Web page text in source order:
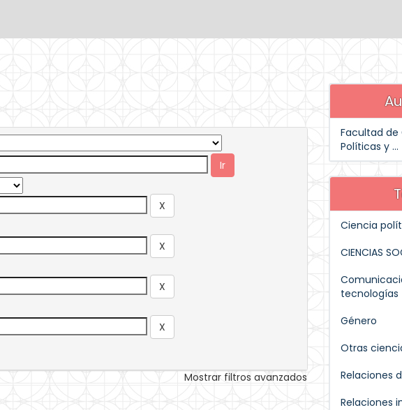
Mostrar filtros avanzados
Facultad de
Políticas y ...
Ciencia
CIENCIAS
tecnologías
Género
Otras
Relaciones
Relaciones